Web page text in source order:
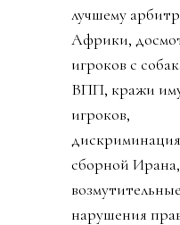
лучшему
Африки,
игроков с
ВПП, кражи
игроков,
дискриминация
сборной Ирана,
возмутительные
нарушения